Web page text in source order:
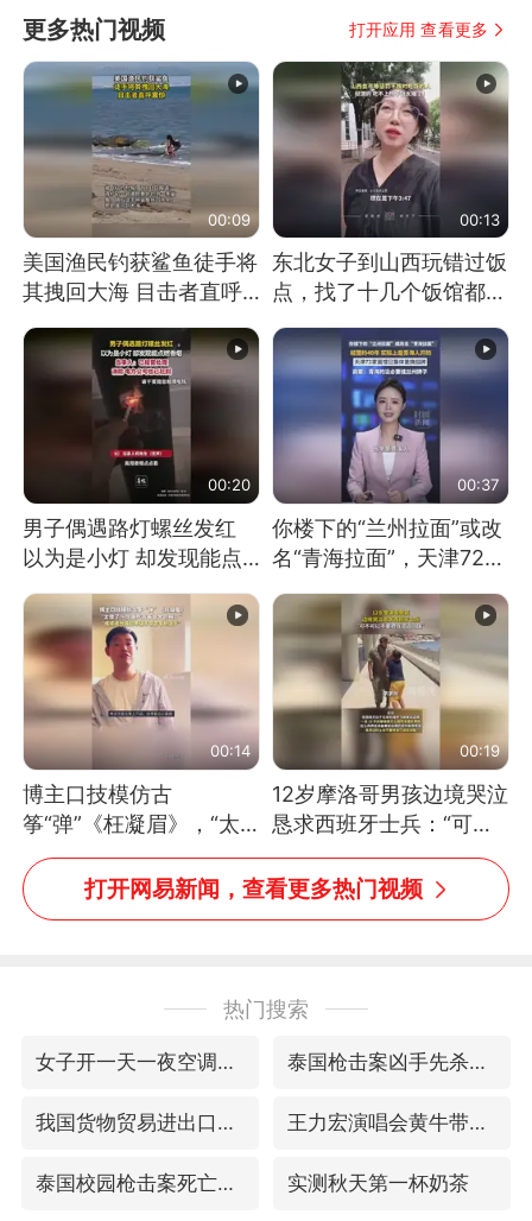
更多热门视频 打开应用 查看更多
00:09
美国渔民钓获鲨鱼徒手将
其拽回大海 目击者直呼
消息）
00:13
东北女子到山西玩错过饭
点，找了十几个饭馆都没
00:20
男子偶遇路灯螺丝发红
以为是小灯 却发现能点
处理
00:37
你楼下的“兰州拉面”或改
名“青海拉面”，天津72家
00:14
博主口技模仿古
筝“弹”《枉凝眉》，“太
像了～你是吃古筝长大的
吗？”“或将成为首位考级
不带古筝的选手。”（来
00:19
12岁摩洛哥男孩边境哭泣
恳求西班牙士兵：“可不
可以不要把我遣返回国”
打开网易新闻，查看更多热门视频
热门搜索
女子开一天一夜空调后二氧化碳中毒 泰国枪击案凶手先杀祖父母后行凶
我国货物贸易进出口超30万亿元 王力宏演唱会黄牛带观众藏匿被查获
泰国校园枪击案死亡人数升至7人 实测秋天第一杯奶茶